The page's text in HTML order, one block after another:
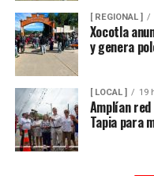
[ REGIONAL ]
Xocotla
y genera
[ LOCAL ] 19
Amplían red
Tapia para